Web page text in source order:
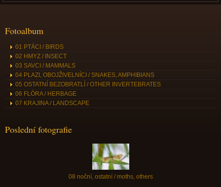
Fotoalbum
01 PTÁCI / BIRDS
02 HMYZ / INSECT
03 SAVCI / MAMMALS
04 PLAZI, OBOJŽIVELNÍCI / SNAKES, AMPHIBIANS
05 OSTATNÍ BEZOBRATLÍ / OTHER INVERTEBRATES
06 FLÓRA / HERBAGE
07 KRAJINA / LANDSCAPE
Poslední fotografie
08 noční, ostatní / moths, others